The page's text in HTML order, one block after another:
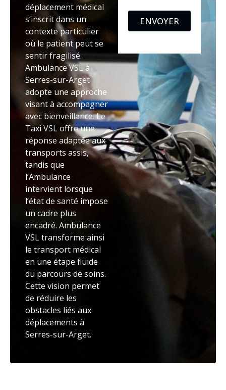
déplacement médical
s’inscrit dans un
contexte particulier
où le patient peut se
sentir fragilisé.
Ambulance VSL à
Serres-sur-Arget
adopte une approche
visant à accompagner
avec bienveillance. Le
Taxi VSL offre une
réponse adaptée aux
transports assis,
tandis que
l’Ambulance
intervient lorsque
l’état de santé impose
un cadre plus
encadré. Ambulance
VSL transforme ainsi
le transport médical
en une étape fluide
du parcours de soins.
Cette vision permet
de réduire les
obstacles liés aux
déplacements à
Serres-sur-Arget.
ENVOYER